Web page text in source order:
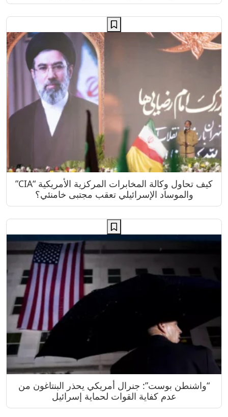
كيف تحاول وكالة المخابرات المركزية الأمريكية “CIA”
والموساد الإسرائيلي تعقب مجتبى خامنئي؟
“واشنطن بوست”: جنرال أمريكي يحذر البنتاغون من
عدم كفاية القوات لحماية إسرائيل